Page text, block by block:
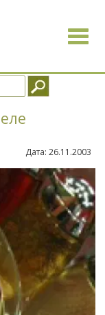
Toggle
Дата: 26.11.2003